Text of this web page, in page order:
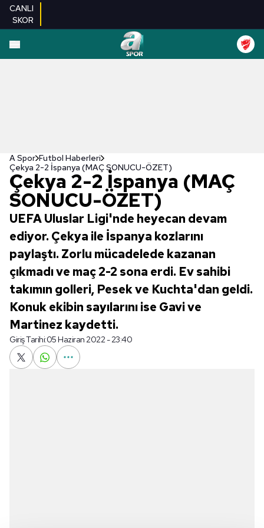
CANLI
SKOR
A Spor Futbol Haberleri
Çekya 2-2 İspanya (MAÇ SONUCU-ÖZET)
Çekya 2-2 İspanya (MAÇ
SONUCU-ÖZET)
UEFA Uluslar Ligi'nde heyecan devam
ediyor. Çekya ile İspanya kozlarını
paylaştı. Zorlu mücadelede kazanan
çıkmadı ve maç 2-2 sona erdi. Ev sahibi
takımın golleri, Pesek ve Kuchta'dan geldi.
Konuk ekibin sayılarını ise Gavi ve
Martinez kaydetti.
Giriş Tarihi:05 Haziran 2022 - 23:40